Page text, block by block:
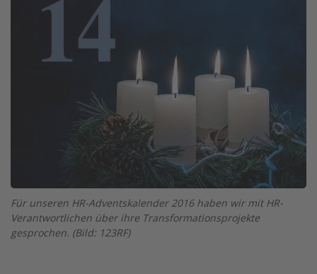
Für unseren HR-Adventskalender 2016 haben wir mit HR-
Verantwortlichen über ihre Transformationsprojekte
gesprochen. (Bild: 123RF)